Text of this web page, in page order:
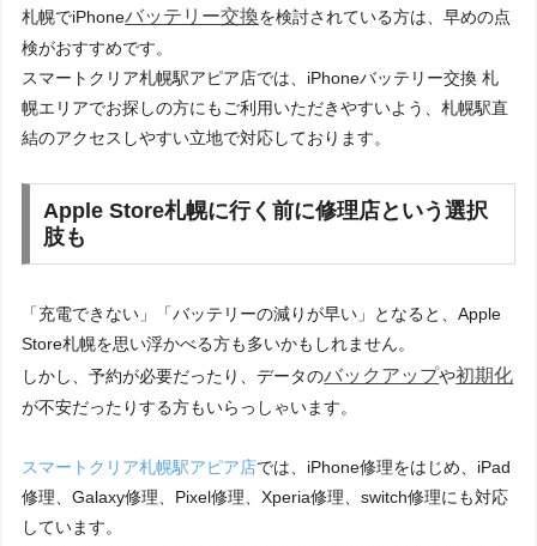
札幌でiPhoneバッテリー交換を検討されている方は、早めの点
検がおすすめです。
スマートクリア札幌駅アピア店では、iPhoneバッテリー交換 札
幌エリアでお探しの方にもご利用いただきやすいよう、札幌駅直
結のアクセスしやすい立地で対応しております。
Apple Store札幌に行く前に修理店という選択
肢も
「充電できない」「バッテリーの減りが早い」となると、Apple
Store札幌を思い浮かべる方も多いかもしれません。
しかし、予約が必要だったり、データのバックアップや初期化
が不安だったりする方もいらっしゃいます。
スマートクリア札幌駅アピア店では、iPhone修理をはじめ、iPad
修理、Galaxy修理、Pixel修理、Xperia修理、switch修理にも対応
しています。